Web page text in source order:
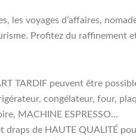
les voyages d’affaires,
Profitez du raffinement
TARDIF peuvent être
congélateur, four,
MACHINE ESPRESSO…
draps de HAUTE QUALITÉ